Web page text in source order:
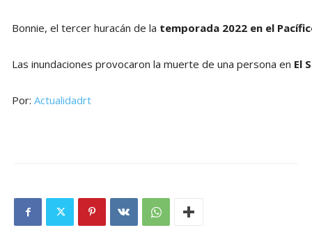
Bonnie, el tercer huracán de la temporada 2022 en el
Las inundaciones provocaron la muerte de una persona en El
Por: Actualidadrt